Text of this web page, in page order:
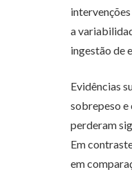
a
ingestão de
Evidências
sobrepeso e
perderam
Em
em